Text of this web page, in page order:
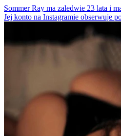
Sommer Ray ma zaledwie 23 lata i
Jej konto na Instagramie obserwuje
cztery lata temu ta liczba ledwo
popularności? Wystarczy spojrzeć